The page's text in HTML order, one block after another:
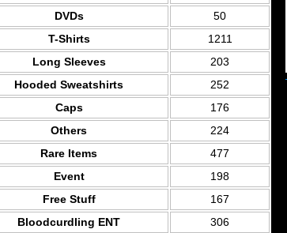
DVDs
50
T-Shirts
1211
Long Sleeves
203
Hooded Sweatshirts
252
Caps
176
Others
224
Rare Items
477
Event
198
Free Stuff
167
Bloodcurdling ENT
306